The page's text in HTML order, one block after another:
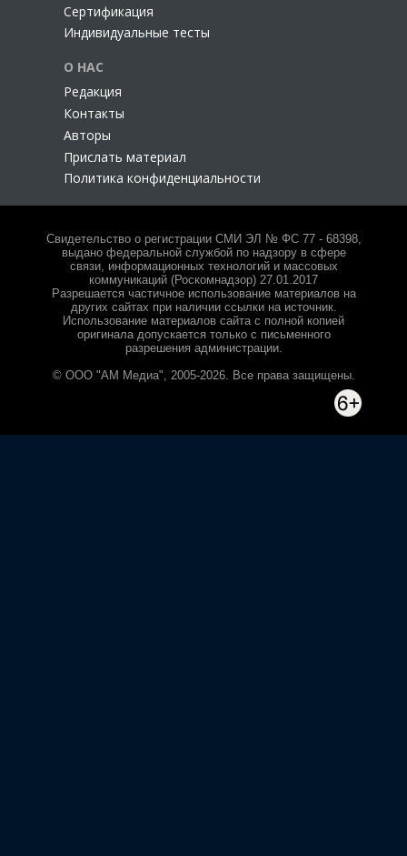
Сертификация
Индивидуальные тесты
О НАС
Редакция
Контакты
Авторы
Прислать материал
Политика конфиденциальности
Свидетельство о регистрации СМИ ЭЛ № ФС 77 - 68398,
выдано федеральной службой по надзору в сфере
связи, информационных технологий и массовых
коммуникаций (Роскомнадзор) 27.01.2017
Разрешается частичное использование материалов на
других сайтах при наличии ссылки на источник.
Использование материалов сайта с полной копией
оригинала допускается только с письменного
разрешения администрации.
© ООО "АМ Медиа", 2005-2026. Все права защищены.